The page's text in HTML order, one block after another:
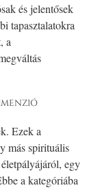
és jelentősek
tapasztalatokra
a
Ezek a
más spirituális
egy
a kategóriába